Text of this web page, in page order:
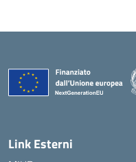
Link Esterni